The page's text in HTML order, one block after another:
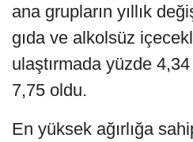
ana grupların yıllık
gıda ve alkolsüz
ulaştırmada yüzde
7,75 oldu.
En yüksek ağırlığa